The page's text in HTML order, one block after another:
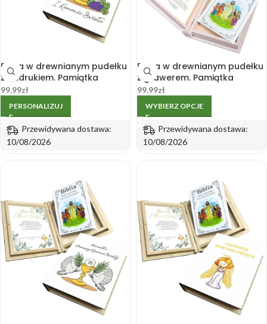
Biblia w drewnianym pudełku
z nadrukiem. Pamiątka
Pierwszej Komunii Świętej
99.99zł
PERSONALIZUJ
Przewidywana dostawa:
10/08/2026
Biblia w drewnianym pudełku
z grawerem. Pamiątka
Pierwszej Komunii Świętej
99.99zł
WYBIERZ OPCJE
Przewidywana dostawa:
10/08/2026